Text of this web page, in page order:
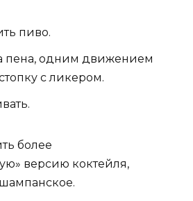
пиво.
пена, одним движением
с ликером.
более
версию коктейля,